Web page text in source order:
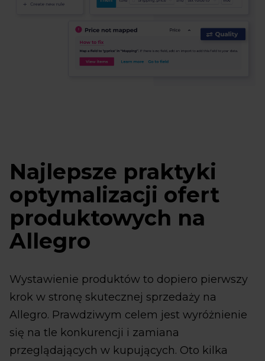
Najlepsze praktyki
optymalizacji ofert
produktowych na
Allegro
Wystawienie produktów to dopiero pierwszy
krok w stronę skutecznej sprzedaży na
Allegro. Prawdziwym celem jest wyróżnienie
się na tle konkurencji i zamiana
przeglądających w kupujących. Oto kilka